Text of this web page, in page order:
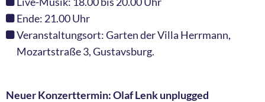
Ende: 21.00 Uhr
Veranstaltungsort: Garten der Villa Herrmann,
Mozartstraße 3, Gustavsburg.
Neuer Konzerttermin: Olaf Lenk unplugged